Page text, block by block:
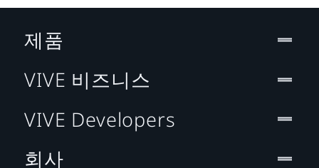
제품
VIVE 비즈니스
VIVE Developers
회사